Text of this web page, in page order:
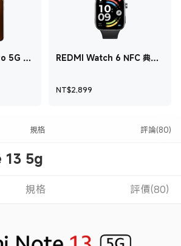
5G 鈦
價格 NT$10,999
REDMI Watch 6 NFC 典雅
NT$2,899
規格 評論(80)